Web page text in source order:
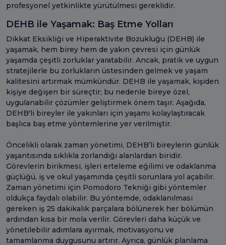
profesyonel yetkinlikte yürütülmesi gereklidir.
DEHB ile Yaşamak: Baş Etme Yolları
Dikkat Eksikliği ve Hiperaktivite Bozukluğu (DEHB) ile
yaşamak, hem birey hem de yakın çevresi için günlük
yaşamda çeşitli zorluklar yaratabilir. Ancak, pratik ve uygun
stratejilerle bu zorlukların üstesinden gelmek ve yaşam
kalitesini artırmak mümkündür. DEHB ile yaşamak, kişiden
kişiye değişen bir süreçtir; bu nedenle bireye özel,
uygulanabilir çözümler geliştirmek önem taşır. Aşağıda,
DEHB'li bireyler ile yakınları için yaşamı kolaylaştıracak
başlıca baş etme yöntemlerine yer verilmiştir.
Öncelikli olarak zaman yönetimi, DEHB’li bireylerin günlük
yaşantısında sıklıkla zorlandığı alanlardan biridir.
Görevlerin birikmesi, işleri erteleme eğilimi ve odaklanma
güçlüğü, iş ve okul yaşamında çeşitli sorunlara yol açabilir.
Zaman yönetimi için Pomodoro Tekniği gibi yöntemler
oldukça faydalı olabilir. Bu yöntemde, odaklanılması
gereken iş 25 dakikalık parçalara bölünerek her bölümün
ardından kısa bir mola verilir. Görevleri daha küçük ve
yönetilebilir adımlara ayırmak, motivasyonu ve
tamamlanma duygusunu artırır. Ayrıca, günlük planlama